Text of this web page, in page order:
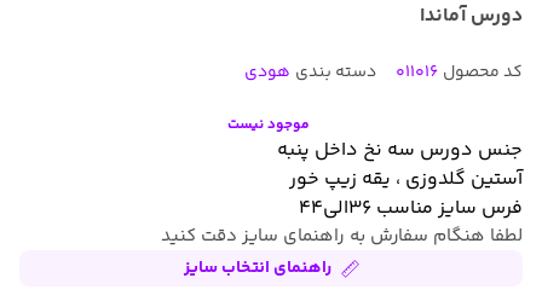
دورس آماندا
کد محصول 011016 دسته بندی هودی
موجود نیست
جنس دورس سه نخ داخل پنبه
آستین گلدوزی ، یقه زیپ خور
فرس سایز مناسب ۳۶الی۴۴
لطفا هنگام سفارش به راهنمای سایز دقت کنید
راهنمای انتخاب سایز